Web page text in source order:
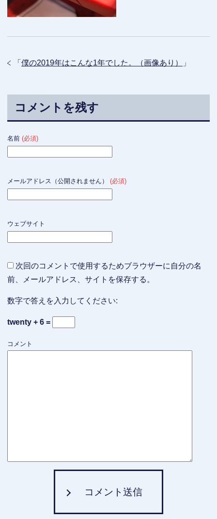
「 僕の2019年はこんな1年でした。（画像あり） 」
コメントを残す
名前 (必須)
メールアドレス（公開されません） (必須)
ウェブサイト
次回のコメントで使用するためブラウザーに自分の名
前、メールアドレス、サイトを保存する。
数字で答えを入力してください:
twenty + 6 =
コメント
コメント送信